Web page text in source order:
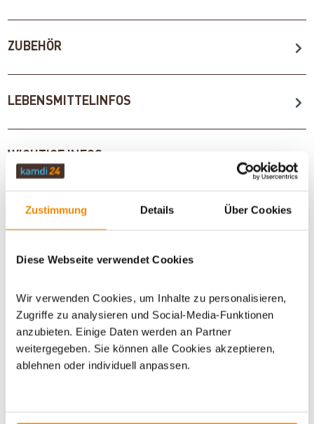
Zustimmung Details Über Cookies
Diese Webseite verwendet Cookies
Wir verwenden Cookies, um Inhalte zu personalisieren,
Zugriffe zu analysieren und Social-Media-Funktionen
anzubieten. Einige Daten werden an Partner
weitergegeben. Sie können alle Cookies akzeptieren,
ablehnen oder individuell anpassen.
ZUBEHÖR
LEBENSMITTELINFOS
WICHTIGE INFOS
Artikeldatenblatt drucken Frage zum Artikel
Dieses Produkt finden Sie unter:Grillzubehör